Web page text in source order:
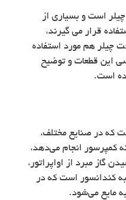
چیلر است و بسیاری از
قرار می گیرند،
چیلر هم مورد استفاده
این قطعات و توضیح
است.
که در صنایع مختلف،
کمپرسور انجام می‌دهد،
گاز مبرد از اواپراتور،
کندانسور است که در
مایع می‌شود.